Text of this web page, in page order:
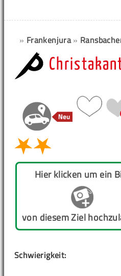
» Frankenjura»
Hier klicken um ein
von diesem Ziel
Schwierigkeit: